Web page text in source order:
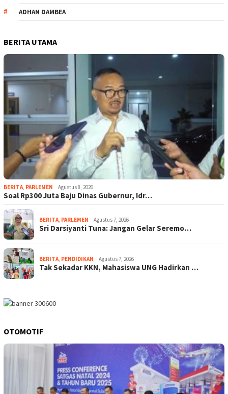
ADHAN DAMBEA
BERITA UTAMA
BERITA, PARLEMEN Agustus 8, 2026
Soal Rp300 Juta Baju Dinas Gubernur, Idr…
BERITA, PARLEMEN Agustus 7, 2026
Sri Darsiyanti Tuna: Jangan Gelar Seremo…
BERITA, PENDIDIKAN Agustus 7, 2026
Tak Sekadar KKN, Mahasiswa UNG Hadirkan …
OTOMOTIF